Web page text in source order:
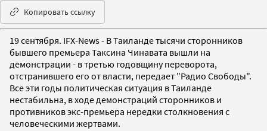
Копировать ссылку
19 сентября. IFX-News - В Таиланде тысячи сторонников
бывшего премьера Таксина Чинавата вышли на
демонстрации - в третью годовщину переворота,
отстранившего его от власти, передает "Радио Свободы".
Все эти годы политическая ситуация в Таиланде
нестабильна, в ходе демонстраций сторонников и
противников экс-премьера нередки столкновения с
человеческими жертвами.